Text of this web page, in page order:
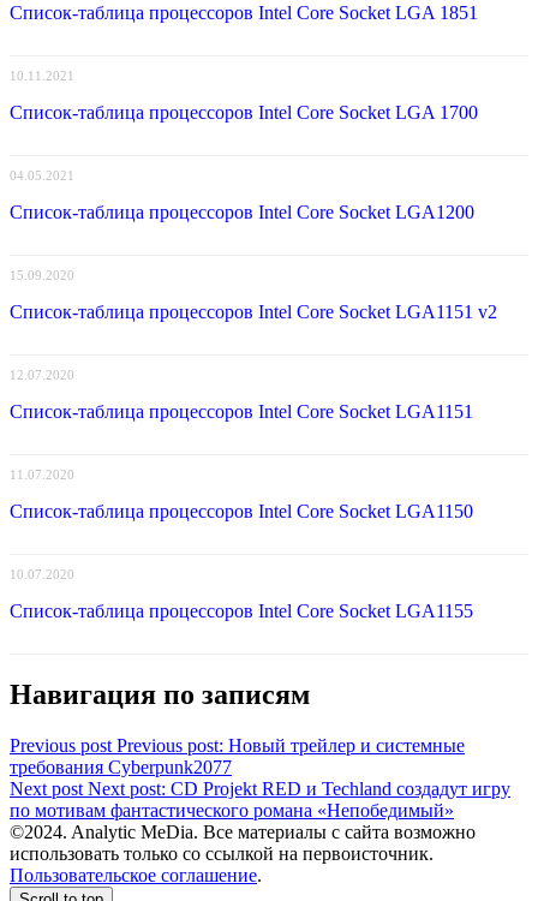
Список-таблица процессоров Intel Core Socket LGA 1851
10.11.2021
Список-таблица процессоров Intel Core Socket LGA 1700
04.05.2021
Список-таблица процессоров Intel Core Socket LGA1200
15.09.2020
Список-таблица процессоров Intel Core Socket LGA1151 v2
12.07.2020
Список-таблица процессоров Intel Core Socket LGA1151
11.07.2020
Список-таблица процессоров Intel Core Socket LGA1150
10.07.2020
Список-таблица процессоров Intel Core Socket LGA1155
Навигация по записям
Previous post Previous post: Новый трейлер и системные
требования Cyberpunk2077
Next post Next post: CD Projekt RED и Techland создадут игру
по мотивам фантастического романа «Непобедимый»
©2024. Analytic MeDia. Все материалы с сайта возможно
использовать только со ссылкой на первоисточник.
Пользовательское соглашение.